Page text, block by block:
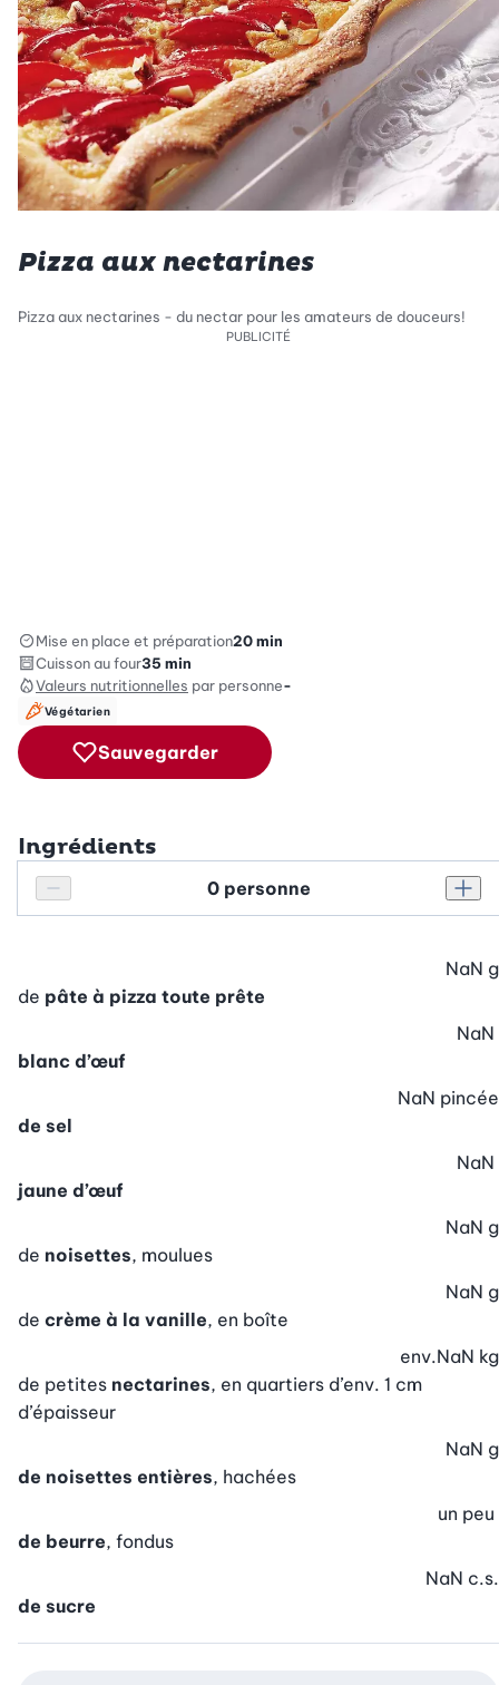
Pizza aux nectarines
Pizza aux nectarines - du nectar pour les amateurs de douceurs!
PUBLICITÉ
Mise en place et préparation20 min
Cuisson au four35 min
Valeurs nutritionnelles par personne-
Végétarien
Sauvegarder
Ingrédients
Réduire le nombre de personnes
Personnes
de pâte à pizza toute prête
NaN g
blanc d’œuf
NaN
de sel
NaN pincée
jaune d’œuf
NaN
de noisettes, moulues
NaN g
de crème à la vanille, en boîte
NaN g
de petites nectarines, en quartiers d’env. 1 cm
d’épaisseur
env.NaN kg
de noisettes entières, hachées
NaN g
de beurre, fondus
un peu
de sucre
NaN c.s.